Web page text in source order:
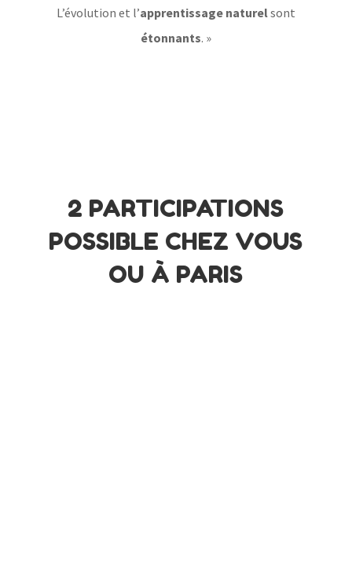
L’évolution et l’apprentissage naturelsont
étonnants. »
2 PARTICIPATIONS
POSSIBLE CHEZ VOUS
OU À PARIS